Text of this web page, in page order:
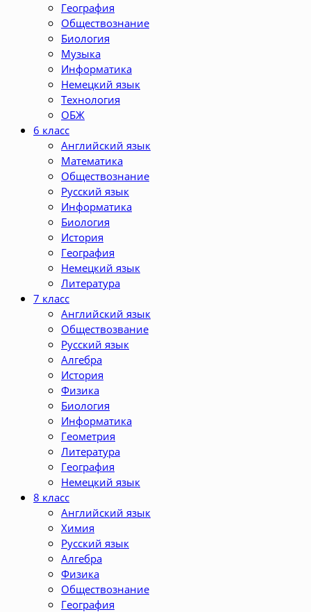
География
Обществознание
Биология
Музыка
Информатика
Немецкий язык
Технология
ОБЖ
6 класс
Английский язык
Математика
Обществознание
Русский язык
Информатика
Биология
История
География
Немецкий язык
Литература
7 класс
Английский язык
Обществозвание
Русский язык
Алгебра
История
Физика
Биология
Информатика
Геометрия
Литература
География
Немецкий язык
8 класс
Английский язык
Химия
Русский язык
Алгебра
Физика
Обществознание
География